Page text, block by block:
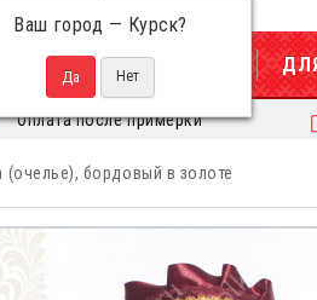
Ваш город — Курск?
ДЛЯ ЖЕНЩИН
Оплата после примерки
бордовый в золоте